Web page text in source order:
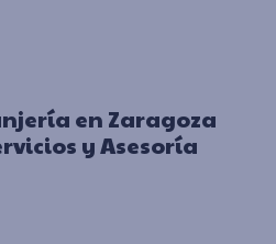
en Zaragoza
y Asesoría